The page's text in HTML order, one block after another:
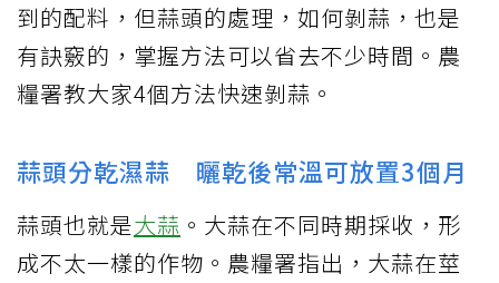
到的配料，但蒜頭的處理，如何剝蒜，也是
有訣竅的，掌握方法可以省去不少時間。農
糧署教大家4個方法快速剝蒜。
蒜頭分乾濕蒜 曬乾後常溫可放置3個月
蒜頭也就是大蒜 。大蒜在不同時期採收，形
成不太一樣的作物。農糧署指出，大蒜在莖